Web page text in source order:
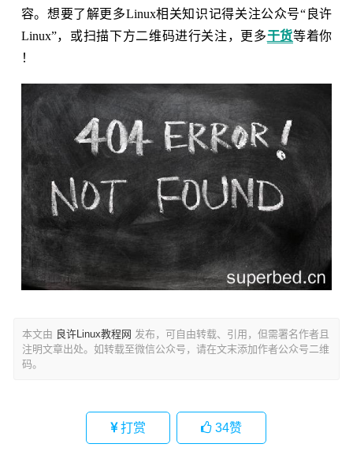
容。想要了解更多Linux相关知识记得关注公众号“良许
Linux”，或扫描下方二维码进行关注，更多干货等着你
！
本文由 良许Linux教程网 发布，可自由转载、引用，但需署名作者且
注明文章出处。如转载至微信公众号，请在文末添加作者公众号二维
码。
打赏 34赞